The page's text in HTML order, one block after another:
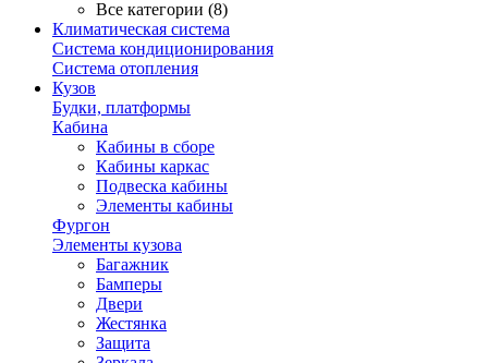
Все категории (8)
Климатическая система
Система кондиционирования
Система отопления
Кузов
Будки, платформы
Кабина
Кабины в сборе
Кабины каркас
Подвеска кабины
Элементы кабины
Фургон
Элементы кузова
Багажник
Бамперы
Двери
Жестянка
Защита